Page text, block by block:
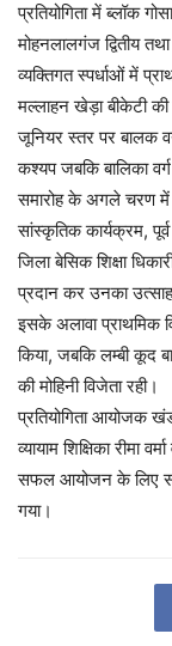
प्रतियोगिता में ब्लॉक
मोहनलालगंज द्वितीय
व्यक्तिगत स्पर्धाओं में
मल्लाहन खेड़ा बीकेटी
जूनियर स्तर पर बालक
कश्यप जबकि बालिका
समारोह के अगले चरण में
सांस्कृतिक कार्यक्रम,
जिला बेसिक शिक्षा
प्रदान कर उनका
इसके अलावा प्राथमिक
किया, जबकि लम्बी कूद
की मोहिनी विजेता रही।
प्रतियोगिता आयोजक खंड
व्यायाम शिक्षिका रीमा
सफल आयोजन के लिए सभी
गया।